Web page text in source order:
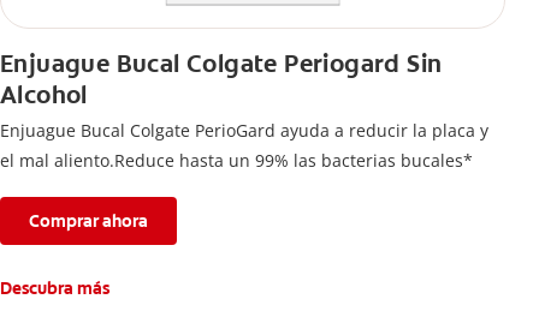
Enjuague Bucal Colgate Periogard Sin
Alcohol
Enjuague Bucal Colgate PerioGard ayuda a reducir la placa y
el mal aliento.Reduce hasta un 99% las bacterias bucales*
Comprar ahora
Descubra más